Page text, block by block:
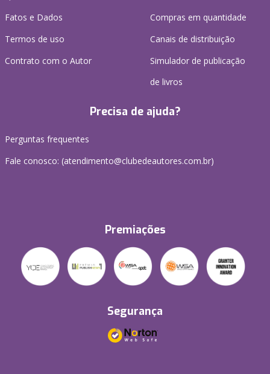
Fatos e Dados
Termos de uso
Contrato com o Autor
Compras em quantidade
Canais de distribuição
Simulador de publicação
de livros
Precisa de ajuda?
Perguntas frequentes
Fale conosco: (atendimento@clubedeautores.com.br)
Premiações
Segurança